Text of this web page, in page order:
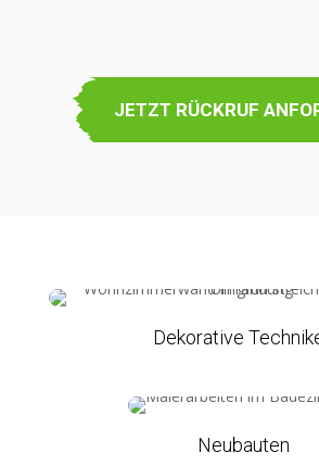
JETZT RÜCKRUF
Dekorative
Neubauten